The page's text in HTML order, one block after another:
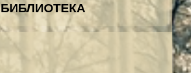
БИБЛИОТЕКА